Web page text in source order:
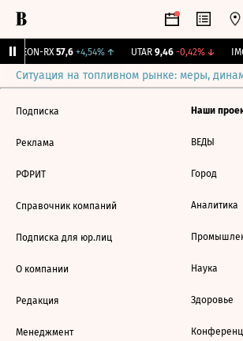
VEON-RX 57,6 +4,54%↑ UTAR 9,46 -0,42%↓
Ситуация на топливном рынке: меры,
Подписка
Реклама
РФРИТ
Справочник компаний
Подписка для юр.лиц
О компании
Редакция
Менеджмент
Наши
ВЕДЫ
Город
Аналитика
Наука
Здоровье